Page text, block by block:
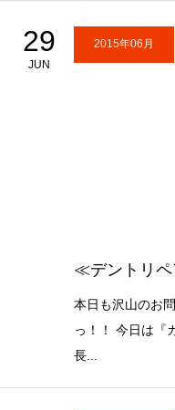
29
JUN
2015年06月
≪デントリ
本日も沢山のお
っ！！ 今日は『
長...